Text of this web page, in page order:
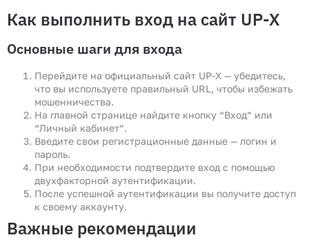
Как выполнить вход на сайт UP-X
Основные шаги для входа
Перейдите на официальный сайт UP-X — убедитесь,
что вы используете правильный URL, чтобы избежать
мошенничества.
На главной странице найдите кнопку “Вход” или
“Личный кабинет”.
Введите свои регистрационные данные — логин и
пароль.
При необходимости подтвердите вход с помощью
двухфакторной аутентификации.
После успешной аутентификации вы получите доступ
к своему аккаунту.
Важные рекомендации